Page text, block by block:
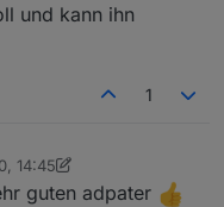
und kann ihn
1
14:45
guten adpater